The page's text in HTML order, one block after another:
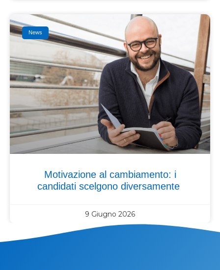
News
Motivazione al cambiamento: i
candidati scelgono diversamente
9 Giugno 2026